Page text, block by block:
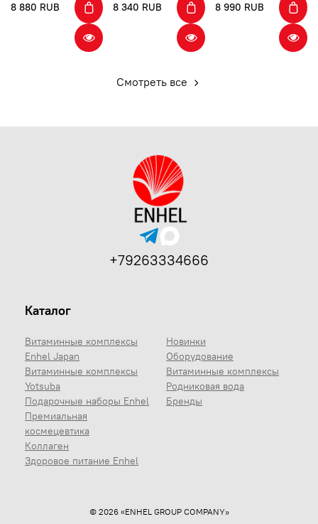
8 880 RUB 8 340 RUB 8 990 RUB
Смотреть все
Каталог
Витаминные комплексы
Enhel Japan
Витаминные комплексы
Yotsuba
Подарочные наборы Enhel
Премиальная
космецевтика
Коллаген
Здоровое питание Enhel
Новинки
Оборудование
Витаминные комплексы
Родниковая вода
Бренды
+79263334666
© 2026 «ENHEL GROUP COMPANY»